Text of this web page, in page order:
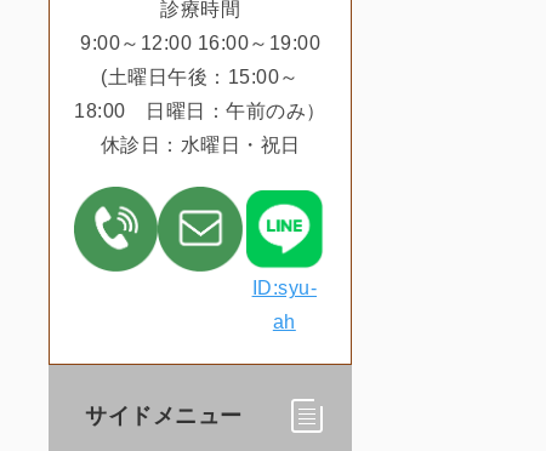
診療時間
9:00～12:00 16:00～19:00
(土曜日午後：15:00～
18:00 日曜日：午前のみ）
休診日：水曜日・祝日
ID:syu-
ah
サイドメニュー